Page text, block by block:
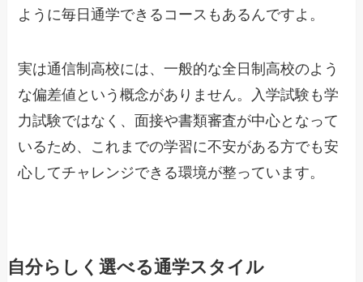
ように毎日通学できるコースもあるんですよ。
実は通信制高校には、一般的な全日制高校のよう
な偏差値という概念がありません。入学試験も学
力試験ではなく、面接や書類審査が中心となって
いるため、これまでの学習に不安がある方でも安
心してチャレンジできる環境が整っています。
自分らしく選べる通学スタイル